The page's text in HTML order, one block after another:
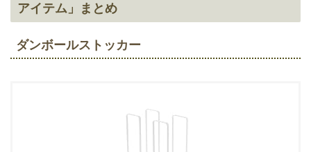
アイテム」まとめ
ダンボールストッカー